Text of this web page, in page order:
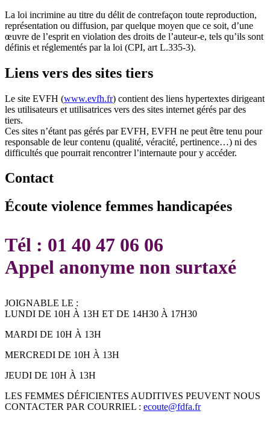
La loi incrimine au titre du délit de contrefaçon toute reproduction,
représentation ou diffusion, par quelque moyen que ce soit, d’une
œuvre de l’esprit en violation des droits de l’auteur-e, tels qu’ils sont
définis et réglementés par la loi (CPI, art L.335-3).
Liens vers des sites tiers
Le site EVFH (www.evfh.fr) contient des liens hypertextes dirigeant
les utilisateurs et utilisatrices vers des sites internet gérés par des
tiers.
Ces sites n’étant pas gérés par EVFH, EVFH ne peut être tenu pour
responsable de leur contenu (qualité, véracité, pertinence…) ni des
difficultés que pourrait rencontrer l’internaute pour y accéder.
Contact
Écoute violence femmes handicapées
Tél : 01 40 47 06 06
Appel anonyme non surtaxé
JOIGNABLE LE :
LUNDI DE 10H À 13H ET DE 14H30 À 17H30
MARDI DE 10H À 13H
MERCREDI DE 10H À 13H
JEUDI DE 10H À 13H
LES FEMMES DÉFICIENTES AUDITIVES PEUVENT NOUS
CONTACTER PAR COURRIEL : ecoute@fdfa.fr